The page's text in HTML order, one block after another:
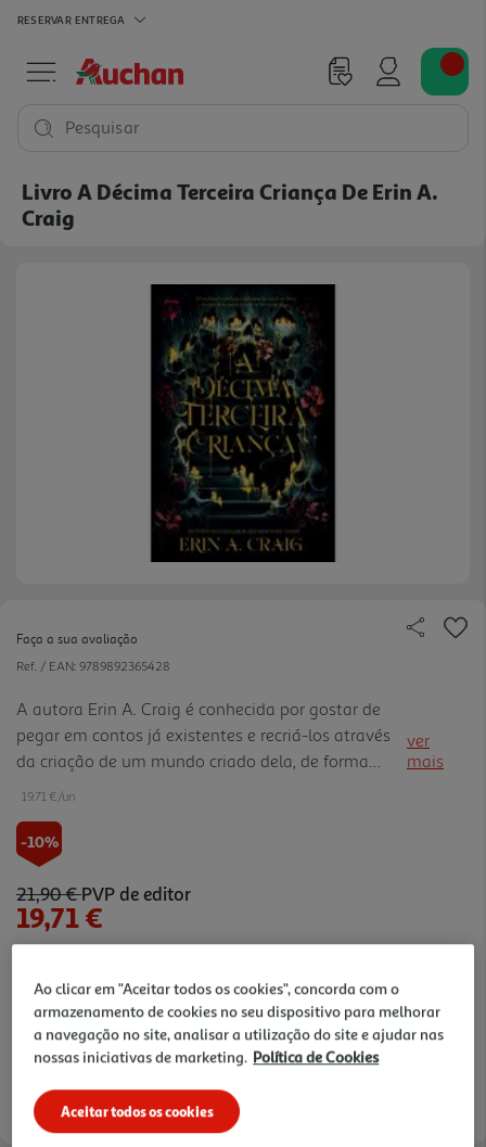
RESERVAR ENTREGA
Pesquisar
Livro A Décima Terceira Criança De Erin A.
Craig
Faça a sua avaliação
Ref. / EAN: 9789892365428
A autora Erin A. Craig é conhecida por gostar de
pegar em contos já existentes e recriá-los através
da criação de um mundo criado dela, de forma
arrebatadora e com horror, mas ao mesmo tempo
ver
mais
19.71 €/un
-10%
21,90 €PVP de editor
19,71 €
Ao clicar em "Aceitar todos os cookies", concorda com o
armazenamento de cookies no seu dispositivo para melhorar
a navegação no site, analisar a utilização do site e ajudar nas
nossas iniciativas de marketing. Política de Cookies
Aceitar todos os cookies